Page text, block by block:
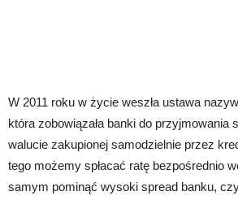
W 2011 roku w życie weszła ustawa
która zobowiązała banki do przyjmowania
walucie zakupionej samodzielnie przez
tego możemy spłacać ratę bezpośrednio
samym pominąć wysoki spread banku,